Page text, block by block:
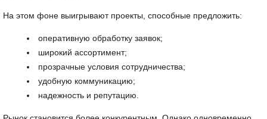
На этом фоне выигрывают проекты, способные предложить:
оперативную обработку заявок;
широкий ассортимент;
прозрачные условия сотрудничества;
удобную коммуникацию;
надежность и репутацию.